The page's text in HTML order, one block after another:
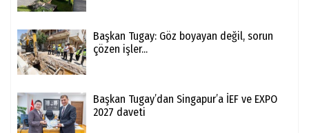
Başkan Tugay: Göz boyayan değil, sorun
çözen işler...
Başkan Tugay’dan Singapur’a İEF ve EXPO
2027 daveti